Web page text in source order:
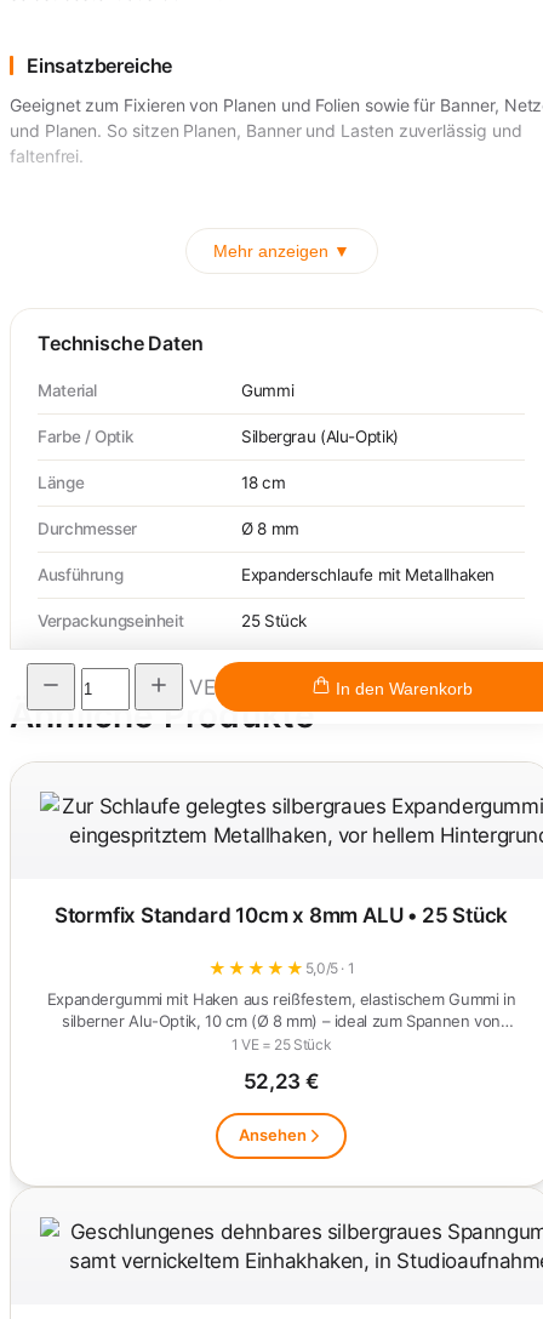
Einsatzbereiche
Geeignet zum Fixieren von Planen und Folien sowie für Banner,
und Planen. So sitzen Planen, Banner und Lasten zuverlässig und
faltenfrei.
Mehr anzeigen ▼
Technische Daten
Material Gummi
Farbe / Optik Silbergrau (Alu-Optik)
Länge 18 cm
Durchmesser Ø 8 mm
Ausführung Expanderschlaufe mit Metallhaken
Verpackungseinheit 25 Stück
Ähnliche Produkte
Stormfix Standard 10cm x 8mm ALU • 25 Stück
★ ★ ★ ★ ★ 5,0/5 · 1
Expandergummi mit Haken aus reißfestem, elastischem Gummi in
silberner Alu-Optik, 10 cm (Ø 8 mm) – ideal zum Spannen von
Planen…
1 VE = 25 Stück
52,23 €
Ansehen
VE In den Warenkorb